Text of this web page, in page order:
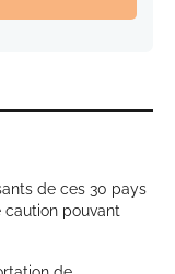
de ces 30 pays
caution pouvant